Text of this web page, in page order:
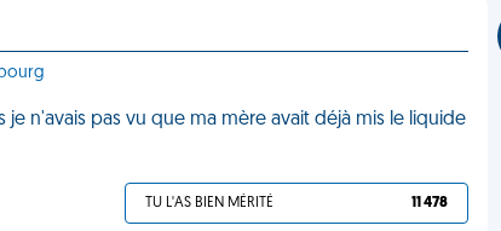
n'avais pas vu que ma mère avait déjà mis le liquide
TU L'AS BIEN MÉRITÉ 11 478